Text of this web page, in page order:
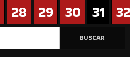
28 29 30 31